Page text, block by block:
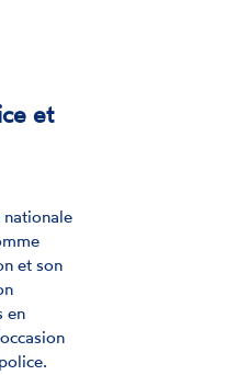
et
nationale
et son
en